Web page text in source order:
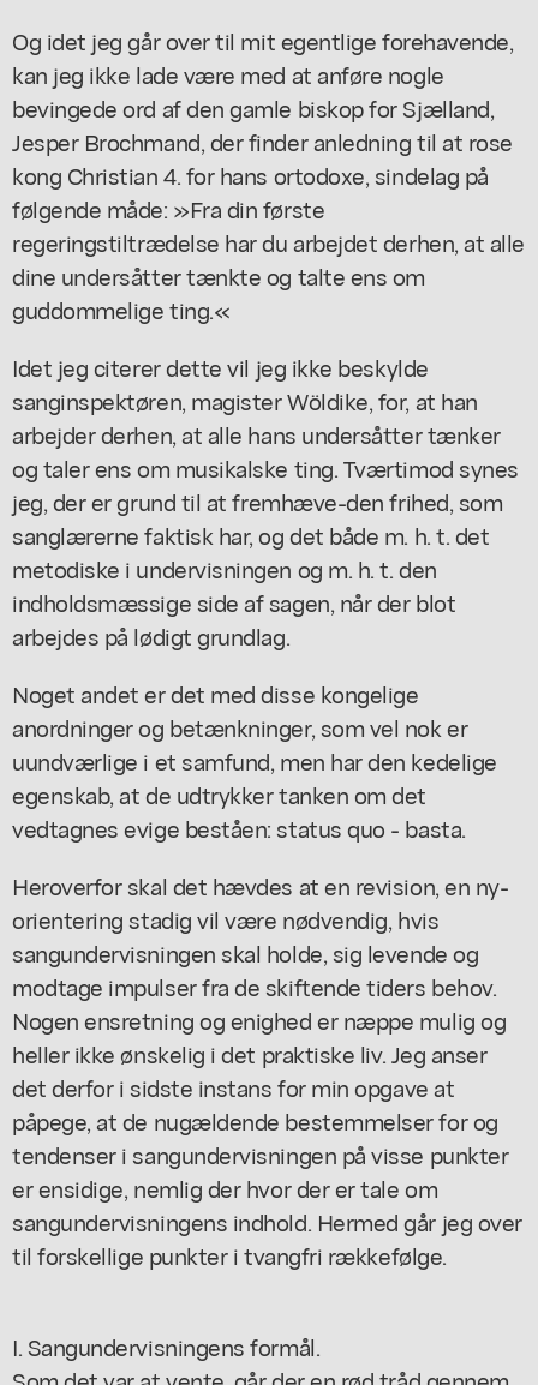
Og idet jeg går over til mit egentlige forehavende,
kan jeg ikke lade være med at anføre nogle
bevingede ord af den gamle biskop for Sjælland,
Jesper Brochmand, der finder anledning til at rose
kong Christian 4. for hans ortodoxe, sindelag på
følgende måde: »Fra din første
regeringstiltrædelse har du arbejdet derhen, at alle
dine undersåtter tænkte og talte ens om
guddommelige ting.«
Idet jeg citerer dette vil jeg ikke beskylde
sanginspektøren, magister Wöldike, for, at han
arbejder derhen, at alle hans undersåtter tænker
og taler ens om musikalske ting. Tværtimod synes
jeg, der er grund til at fremhæve-den frihed, som
sanglærerne faktisk har, og det både m. h. t. det
metodiske i undervisningen og m. h. t. den
indholdsmæssige side af sagen, når der blot
arbejdes på lødigt grundlag.
Noget andet er det med disse kongelige
anordninger og betænkninger, som vel nok er
uundværlige i et samfund, men har den kedelige
egenskab, at de udtrykker tanken om det
vedtagnes evige beståen: status quo - basta.
Heroverfor skal det hævdes at en revision, en ny-
orientering stadig vil være nødvendig, hvis
sangundervisningen skal holde, sig levende og
modtage impulser fra de skiftende tiders behov.
Nogen ensretning og enighed er næppe mulig og
heller ikke ønskelig i det praktiske liv. Jeg anser
det derfor i sidste instans for min opgave at
påpege, at de nugældende bestemmelser for og
tendenser i sangundervisningen på visse punkter
er ensidige, nemlig der hvor der er tale om
sangundervisningens indhold. Hermed går jeg over
til forskellige punkter i tvangfri rækkefølge.
I. Sangundervisningens formål.